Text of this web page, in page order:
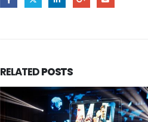
RELATEDPOSTS